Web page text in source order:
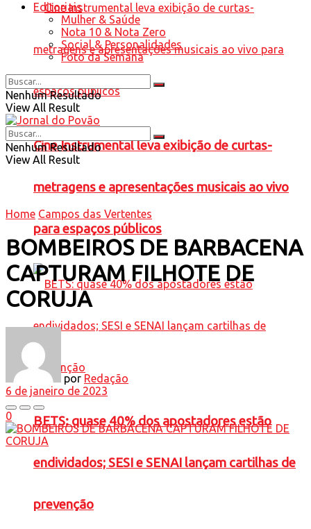
Cine Instrumental leva exibição de curtas-
metragens e apresentações musicais ao vivo
para espaços públicos
BETS: quase 40% dos apostadores estão
endividados; SESI e SENAI lançam cartilhas de
prevenção
Editoriais
Mulher & Saúde
Nota 10 & Nota Zero
Social & Personalidades
Foto da Semana
Nenhum Resultado
View All Result
Nenhum Resultado
View All Result
Home Campos das Vertentes
BOMBEIROS DE BARBACENA
CAPTURAM FILHOTE DE
CORUJA
por Redação
6 de janeiro de 2023
0